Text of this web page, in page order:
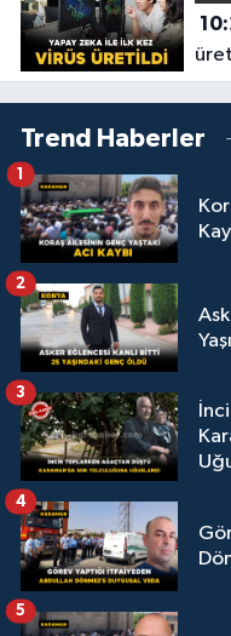
Trend Haberler
1
2
3
4
5